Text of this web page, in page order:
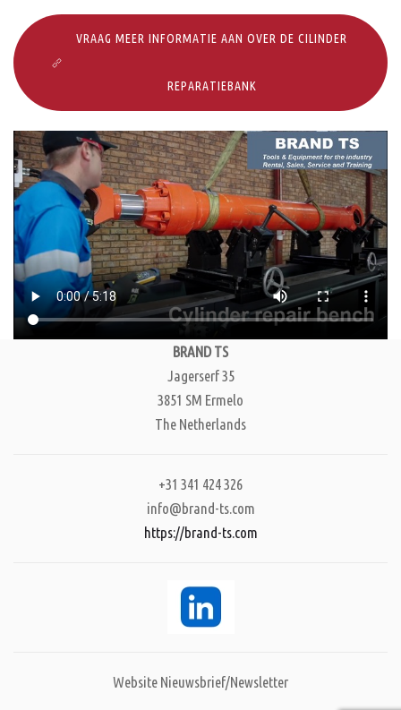
VRAAG MEER INFORMATIE AAN OVER DE CILINDER
REPARATIEBANK
BRAND TS
Jagerserf 35
3851 SM Ermelo
The Netherlands
+31 341 424 326
info@brand-ts.com
https://brand-ts.com
Website Nieuwsbrief/Newsletter